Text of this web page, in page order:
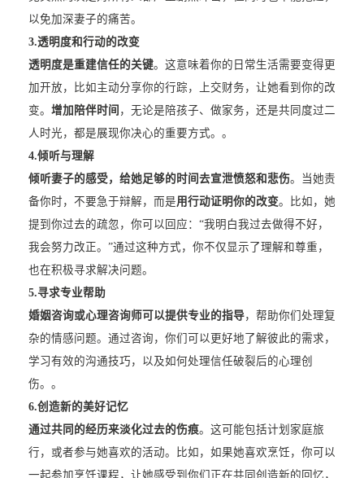
以免加深妻子的痛苦。
3.透明度和行动的改变
透明度是重建信任的关键。这意味着你的日常生活需要变得更
加开放，比如主动分享你的行踪，上交财务，让她看到你的改
变。 增加陪伴时间 ，无论是陪孩子、做家务，还是共同度过二
人时光，都是展现你决心的重要方式。。
4.倾听与理解
倾听妻子的感受，给她足够的时间去宣泄愤怒和悲伤。当她责
备你时，不要急于辩解，而是用行动证明你的改变。比如，她
提到你过去的疏忽，你可以回应：“我明白我过去做得不好，
我会努力改正。”通过这种方式，你不仅显示了理解和尊重，
也在积极寻求解决问题。
5.寻求专业帮助
婚姻咨询或心理咨询师可以提供专业的指导，帮助你们处理复
杂的情感问题。通过咨询，你们可以更好地了解彼此的需求，
学习有效的沟通技巧，以及如何处理信任破裂后的心理创
伤。。
6.创造新的美好记忆
通过共同的经历来淡化过去的伤痕。这可能包括计划家庭旅
行，或者参与她喜欢的活动。比如，如果她喜欢烹饪，你可以
一起参加烹饪课程，让她感受到你们正在共同创造新的回忆，